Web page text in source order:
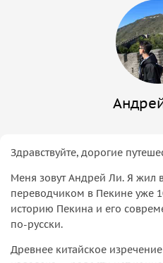
Здравствуйте, дорогие
Меня зовут Андрей Ли. Я жил
переводчиком в Пекине уже
историю Пекина и его
по-русски.
Древнее китайское